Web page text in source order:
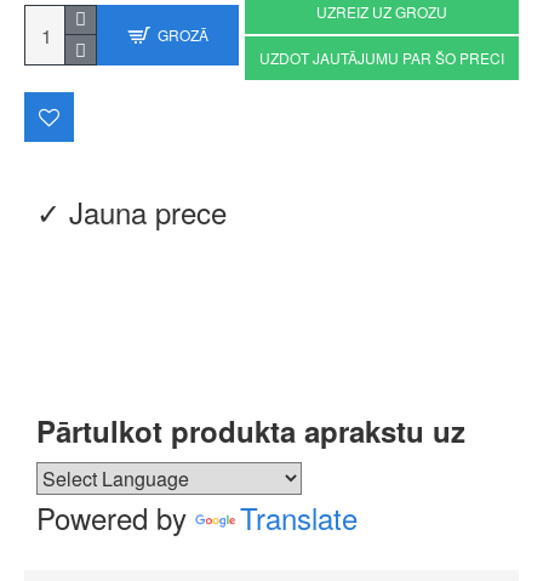
✓ Jauna prece
Pārtulkot produkta aprakstu uz
Powered by Translate
GROZĀ
UZREIZ UZ GROZU
UZDOT JAUTĀJUMU PAR ŠO PRECI